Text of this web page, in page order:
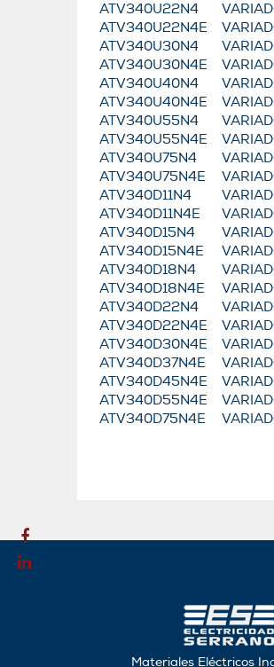
ATV340U22N4
ATV340U22N4E
ATV340U30N4
ATV340U30N4E
ATV340U40N4
ATV340U40N4E
ATV340U55N4
ATV340U55N4E
ATV340U75N4
ATV340U75N4E
ATV340D11N4
ATV340D11N4E
ATV340D15N4
ATV340D15N4E
ATV340D18N4
ATV340D18N4E
ATV340D22N4
ATV340D22N4E
ATV340D30N4E
ATV340D37N4E
ATV340D45N4E
ATV340D55N4E
ATV340D75N4E
Materiales Eléctricos